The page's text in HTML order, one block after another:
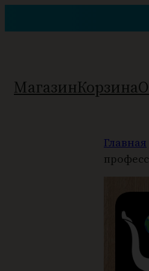
МагазинКорзина
Главная